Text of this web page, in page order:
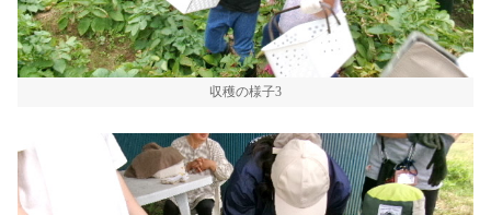
収穫の様子3